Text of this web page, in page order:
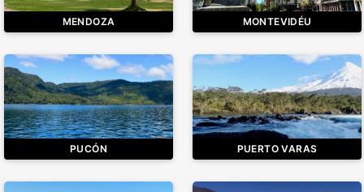
MENDOZA MONTEVIDÉU
PUCÓN PUERTO VARAS